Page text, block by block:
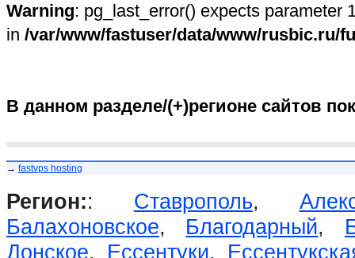
Warning: pg_last_error() expects parameter
in /var/www/fastuser/data/www/rusbic.ru/
В данном разделе/(+)регионе сайтов
→ fastvps hosting
Регион:: Ставрополь,
Балахоновское, Благодарный,
Донское, Ессентуки,